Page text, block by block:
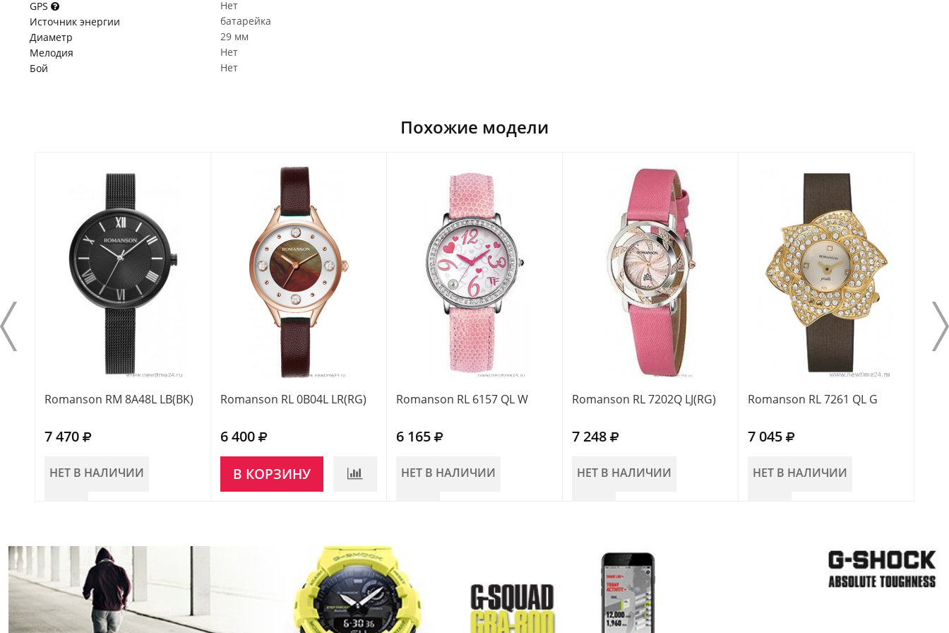
GPS
Нет
Источник энергии
батарейка
Диаметр
29 мм
Мелодия
Нет
Бой
Нет
Похожие модели
Romanson RM 8A48L LB(BK)
7 470
НЕТ В НАЛИЧИИ
Romanson RL 0B04L LR(RG)
6 400
В КОРЗИНУ
Romanson RL 6157 QL W
6 165
НЕТ В НАЛИЧИИ
Romanson RL 7202Q LJ(RG)
7 248
НЕТ В НАЛИЧИИ
Romanson RL 7261 QL G
7 045
НЕТ В НАЛИЧИИ